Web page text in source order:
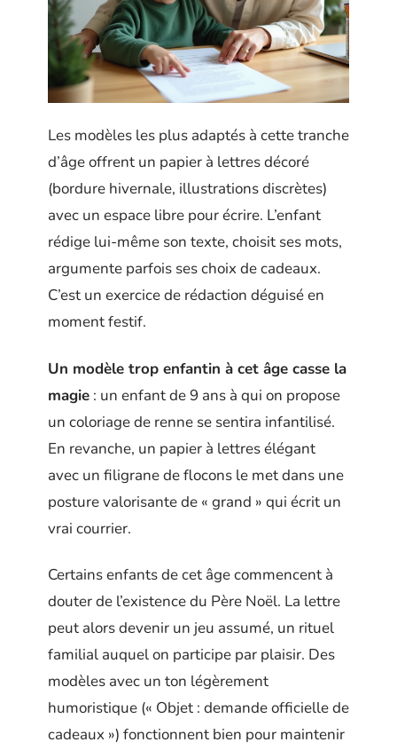
Les modèles les plus adaptés à cette tranche
d’âge offrent un papier à lettres décoré
(bordure hivernale, illustrations discrètes)
avec un espace libre pour écrire. L’enfant
rédige lui-même son texte, choisit ses mots,
argumente parfois ses choix de cadeaux.
C’est un exercice de rédaction déguisé en
moment festif.
Un modèle trop enfantin à cet âge casse la
magie : un enfant de 9 ans à qui on propose
un coloriage de renne se sentira infantilisé.
En revanche, un papier à lettres élégant
avec un filigrane de flocons le met dans une
posture valorisante de « grand » qui écrit un
vrai courrier.
Certains enfants de cet âge commencent à
douter de l’existence du Père Noël. La lettre
peut alors devenir un jeu assumé, un rituel
familial auquel on participe par plaisir. Des
modèles avec un ton légèrement
humoristique (« Objet : demande officielle de
cadeaux ») fonctionnent bien pour maintenir